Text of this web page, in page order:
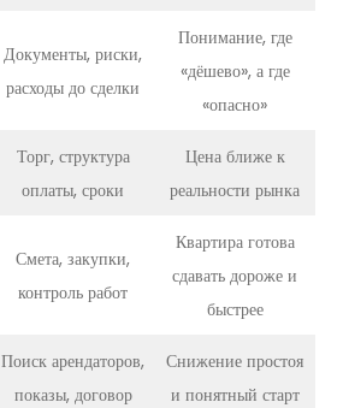
Документы, риски,
расходы до сделки
Понимание, где
«дёшево», а где
«опасно»
Торг, структура
оплаты, сроки
Цена ближе к
реальности рынка
Смета, закупки,
контроль работ
Квартира готова
сдавать дороже и
быстрее
Поиск арендаторов,
показы, договор
Снижение простоя
и понятный старт